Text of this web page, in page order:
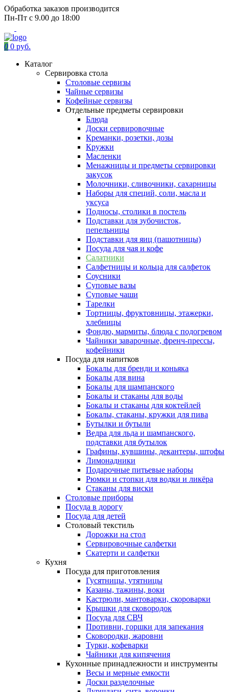
Обработка заказов производится
Пн-Пт с 9.00 до 18:00
0 0 руб.
Каталог
Сервировка стола
Столовые сервизы
Чайные сервизы
Кофейные сервизы
Отдельные предметы сервировки
Блюда
Доски сервировочные
Креманки, розетки, дозы
Кружки
Масленки
Менажницы и предметы сервировки
закусок
Молочники, сливочники, сахарницы
Наборы для специй, соли, масла и
уксуса
Подносы, столики в постель
Подставки для зубочисток,
пепельницы
Подставки для яиц (пашотницы)
Посуда для чая и кофе
Салатники
Салфетницы и кольца для салфеток
Соусники
Суповые вазы
Суповые чаши
Тарелки
Тортницы, фруктовницы, этажерки,
хлебницы
Фондю, мармиты, блюда с подогревом
Чайники заварочные, френч-прессы,
кофейники
Посуда для напитков
Бокалы для бренди и коньяка
Бокалы для вина
Бокалы для шампанского
Бокалы и стаканы для воды
Бокалы и стаканы для коктейлей
Бокалы, стаканы, кружки для пива
Бутылки и бутыли
Ведра для льда и шампанского,
подставки для бутылок
Графины, кувшины, декантеры, штофы
Лимонадники
Подарочные питьевые наборы
Рюмки и стопки для водки и ликёра
Стаканы для виски
Столовые приборы
Посуда в дорогу
Посуда для детей
Столовый текстиль
Дорожки на стол
Сервировочные салфетки
Скатерти и салфетки
Кухня
Посуда для приготовления
Гусятницы, утятницы
Казаны, тажины, воки
Кастрюли, мантоварки, скороварки
Крышки для сковородок
Посуда для СВЧ
Противни, горшки для запекания
Сковородки, жаровни
Турки, кофеварки
Чайники для кипячения
Кухонные принадлежности и инструменты
Весы и мерные емкости
Доски разделочные